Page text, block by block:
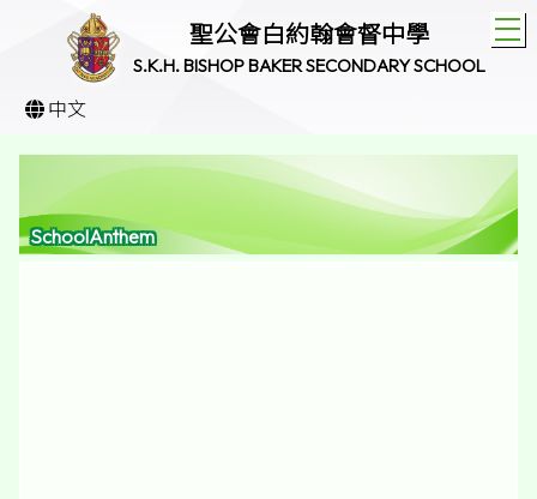
聖公會白約翰會督中學
S.K.H. BISHOP BAKER SECONDARY SCHOOL
中文
SchoolAnthem